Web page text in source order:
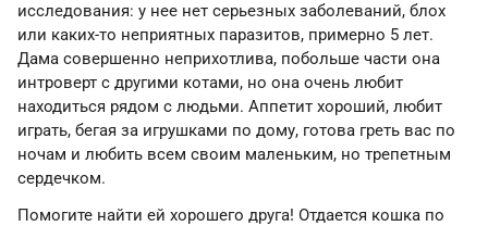
исследования: у нее нет серьезных заболеваний, блох
или каких-то неприятных паразитов, примерно 5 лет.
Дама совершенно неприхотлива, побольше части она
интроверт с другими котами, но она очень любит
находиться рядом с людьми. Аппетит хороший, любит
играть, бегая за игрушками по дому, готова греть вас по
ночам и любить всем своим маленьким, но трепетным
сердечком.
Помогите найти ей хорошего друга! Отдается кошка по